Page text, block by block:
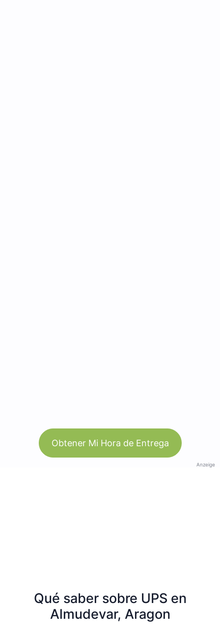
Obtener Mi Hora de Entrega
Anzeige
Qué saber sobre UPS en
Almudevar, Aragon